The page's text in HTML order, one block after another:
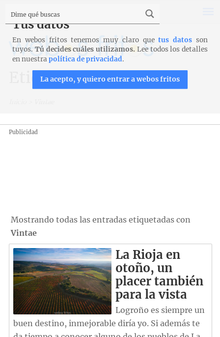
Etiqueta: Vintae
Publicidad
Mostrando todas las entradas etiquetadas con
Vintae
La Rioja en
otoño, un
placer también
para la vista
Logroño es siempre un
buen destino, inmejorable diría yo. Si además te
Tus datos
En webos fritos tenemos muy claro quetus datos son
tuyos. Tú decides cuáles utilizamos. Lee todos los detalles
en nuestrapolítica de privacidad.
La acepto, y quiero entrar a webos fritos